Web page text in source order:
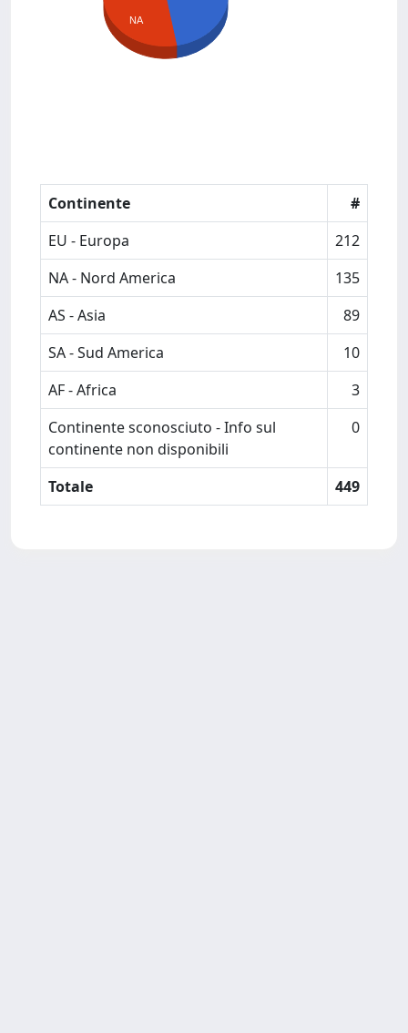
NA
Continente
#
EU - Europa
212
NA - Nord America
135
AS - Asia
89
SA - Sud America
10
AF - Africa
3
Continente sconosciuto - Info sul
continente non disponibili
0
Totale 449